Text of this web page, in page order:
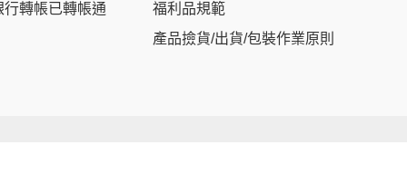
行轉帳已轉帳通
福利品規範
產品撿貨/出貨/包裝作業原則